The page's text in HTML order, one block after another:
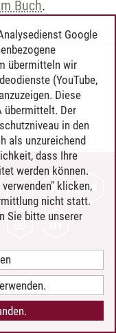
Buch.
Google
übermitteln wir
(YouTube,
Diese
übermittelt. Der
in den
als unzureichend
dass Ihre
werden können.
klicken,
nicht statt.
Sie bitte unserer